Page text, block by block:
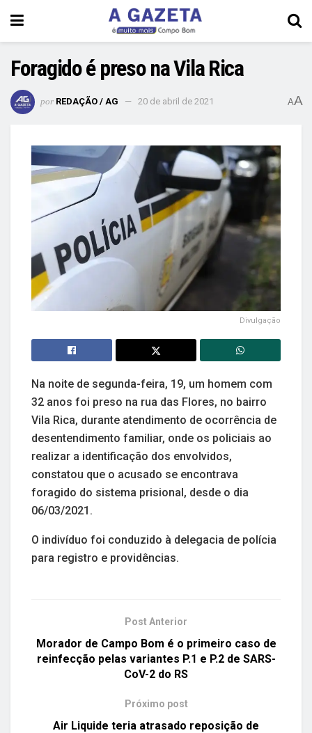
Foragido é preso na Vila Rica
por REDAÇÃO / AG 20 de abril de 2021 AA
Divulgação
Na noite de segunda-feira, 19, um homem com
32 anos foi preso na rua das Flores, no bairro
Vila Rica, durante atendimento de ocorrência de
desentendimento familiar, onde os policiais ao
realizar a identificação dos envolvidos,
constatou que o acusado se encontrava
foragido do sistema prisional, desde o dia
06/03/2021.
O indivíduo foi conduzido à delegacia de polícia
para registro e providências.
Post Anterior
Morador de Campo Bom é o primeiro caso de
reinfecção pelas variantes P.1 e P.2 de SARS-
CoV-2 do RS
Próximo post
Air Liquide teria atrasado reposição de